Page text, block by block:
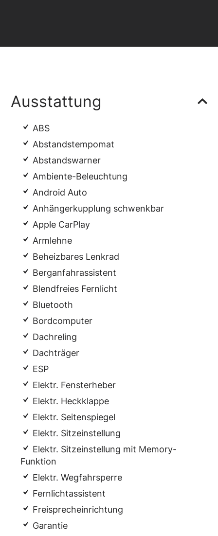
Ausstattung
ABS
Abstandstempomat
Abstandswarner
Ambiente-Beleuchtung
Android Auto
Anhängerkupplung schwenkbar
Apple CarPlay
Armlehne
Beheizbares Lenkrad
Berganfahrassistent
Blendfreies Fernlicht
Bluetooth
Bordcomputer
Dachreling
Dachträger
ESP
Elektr. Fensterheber
Elektr. Heckklappe
Elektr. Seitenspiegel
Elektr. Sitzeinstellung
Elektr. Sitzeinstellung mit Memory-
Funktion
Elektr. Wegfahrsperre
Fernlichtassistent
Freisprecheinrichtung
Garantie